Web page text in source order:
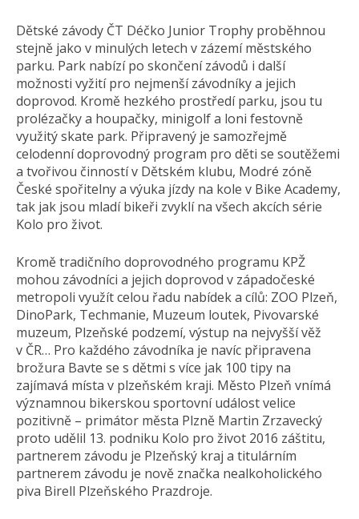
Dětské závody ČT Déčko Junior Trophy proběhnou
stejně jako v minulých letech v zázemí městského
parku. Park nabízí po skončení závodů i další
možnosti vyžití pro nejmenší závodníky a jejich
doprovod. Kromě hezkého prostředí parku, jsou tu
prolézačky a houpačky, minigolf a loni festovně
využitý skate park. Připravený je samozřejmě
celodenní doprovodný program pro děti se soutěžemi
a tvořivou činností v Dětském klubu, Modré zóně
České spořitelny a výuka jízdy na kole v Bike Academy,
tak jak jsou mladí bikeři zvyklí na všech akcích série
Kolo pro život.
Kromě tradičního doprovodného programu KPŽ
mohou závodníci a jejich doprovod v západočeské
metropoli využít celou řadu nabídek a cílů: ZOO Plzeň,
DinoPark, Techmanie, Muzeum loutek, Pivovarské
muzeum, Plzeňské podzemí, výstup na nejvyšší věž
v ČR… Pro každého závodníka je navíc připravena
brožura Bavte se s dětmi s více jak 100 tipy na
zajímavá místa v plzeňském kraji. Město Plzeň vnímá
významnou bikerskou sportovní událost velice
pozitivně – primátor města Plzně Martin Zrzavecký
proto udělil 13. podniku Kolo pro život 2016 záštitu,
partnerem závodu je Plzeňský kraj a titulárním
partnerem závodu je nově značka nealkoholického
piva Birell Plzeňského Prazdroje.